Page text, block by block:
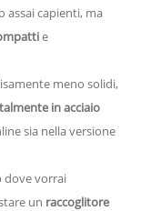
assai capienti, ma
e
meno solidi,
in acciaio
sia nella versione
dove vorrai
un raccoglitore